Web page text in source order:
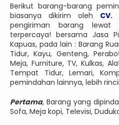
Berikut barang-barang
biasanya dikirim oleh CV.
pengiriman barang
terpercaya! bersama Jasa
Kapuas, pada lain : Barang
Tidur, Kayu, Genteng,
Meja, Furniture, TV, Kulkas,
Tempat Tidur, Lemari,
pemindahan lainnya, lebih
Pertama, Barang yang
Sofa, Meja kopi, Televisi,